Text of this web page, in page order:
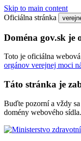
Skip to main content
Oficiálna stránka
Doména gov.sk je
Toto je oficiálna
orgánov verejnej moci
Táto stránka je
Buďte pozorní a vždy
domény webového sídla.